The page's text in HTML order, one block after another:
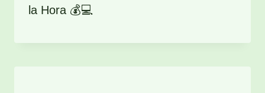
la Hora 💰💻